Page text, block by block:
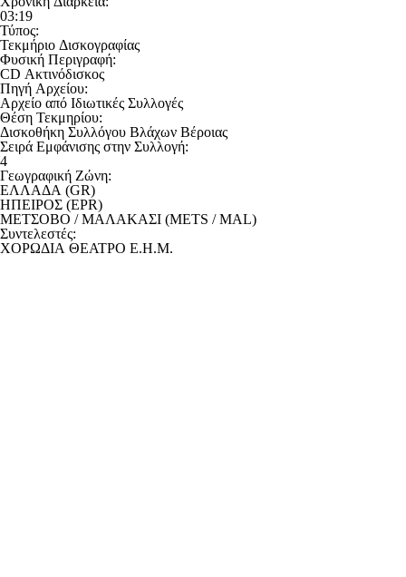
03:19
Τύπος:
Τεκμήριο Δισκογραφίας
Φυσική Περιγραφή:
CD Ακτινόδισκος
Πηγή Αρχείου:
Αρχείο από Ιδιωτικές Συλλογές
Θέση Τεκμηρίου:
Δισκοθήκη Συλλόγου Βλάχων Βέροιας
Σειρά Εμφάνισης στην Συλλογή:
4
Γεωγραφική Ζώνη:
ΕΛΛΑΔΑ (GR)
ΗΠΕΙΡΟΣ (EPR)
ΜΕΤΣΟΒΟ / ΜΑΛΑΚΑΣΙ (METS / MAL)
Συντελεστές:
ΧΟΡΩΔΙΑ ΘΕΑΤΡΟ Ε.Η.Μ.